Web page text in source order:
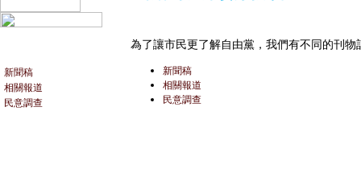
新聞稿
相關報道
民意調查
為了讓市民更了解自由黨，我們有不同的刊
新聞稿
相關報道
民意調查